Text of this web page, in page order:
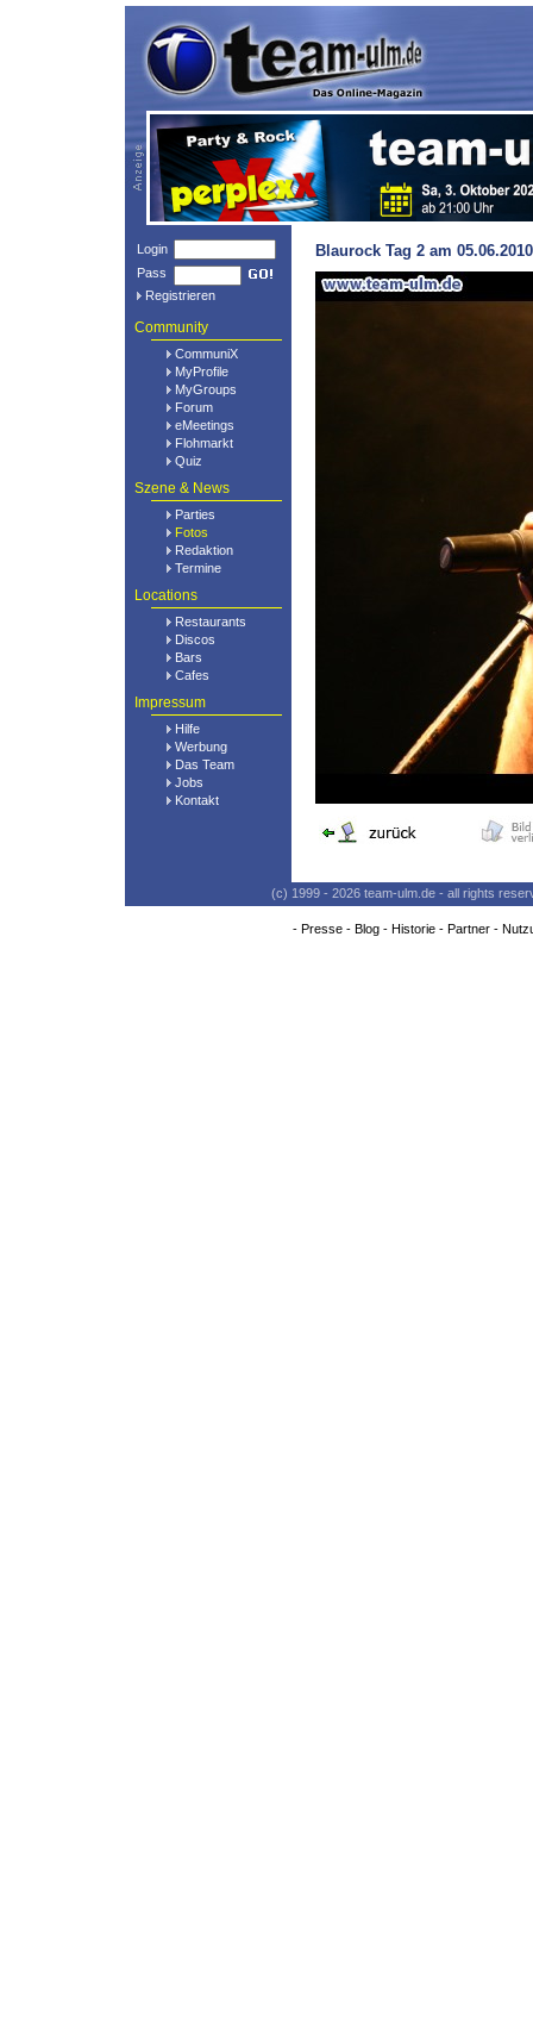
Login
Pass
Registrieren
Community
CommuniX
MyProfile
MyGroups
Forum
eMeetings
Flohmarkt
Quiz
Szene & News
Parties
Fotos
Redaktion
Termine
Locations
Restaurants
Discos
Bars
Cafes
Impressum
Hilfe
Werbung
Das Team
Jobs
Kontakt
Blaurock Tag 2 am
(c) 1999 - 2026 team-ulm.de - all rights
- Presse- Blog- Historie- Partner-